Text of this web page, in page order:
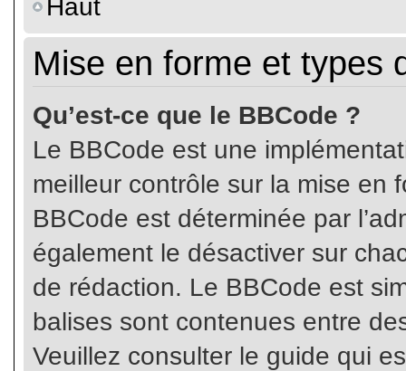
Haut
Mise en forme et types
Qu’est-ce que le BBCode ?
Le BBCode est une
meilleur contrôle sur la mise en
BBCode est déterminée par
également le désactiver sur
de rédaction. Le BBCode est
balises sont contenues entre
Veuillez consulter le guide qui